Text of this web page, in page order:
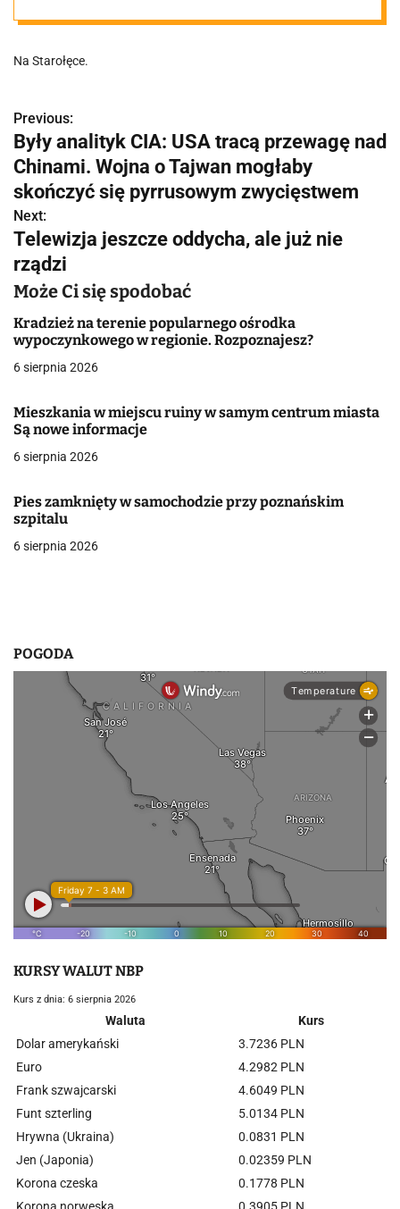
miesiąc
utrudnień!
Na Starołęce.
N
a
w
i
g
a
c
j
w
p
i
s
Previous:
Były analityk CIA: USA tracą przewagę nad
Chinami. Wojna o Tajwan mogłaby
skończyć się pyrrusowym zwycięstwem
Next:
Telewizja jeszcze oddycha, ale już nie
rządzi
Może Ci się spodobać
Kradzież na terenie popularnego ośrodka
wypoczynkowego w regionie. Rozpoznajesz?
6 sierpnia 2026
Mieszkania w miejscu ruiny w samym centrum miasta
Są nowe informacje
6 sierpnia 2026
Pies zamknięty w samochodzie przy poznańskim
szpitalu
6 sierpnia 2026
POGODA
KURSY WALUT NBP
Kurs z dnia: 6 sierpnia 2026
Waluta
Kurs
Dolar amerykański
3.7236 PLN
Euro
4.2982 PLN
Frank szwajcarski
4.6049 PLN
Funt szterling
5.0134 PLN
Hrywna (Ukraina)
0.0831 PLN
Jen (Japonia)
0.02359 PLN
Korona czeska
0.1778 PLN